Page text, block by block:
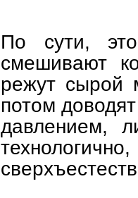
По сути,
смешивают
режут сырой
потом
давлением,